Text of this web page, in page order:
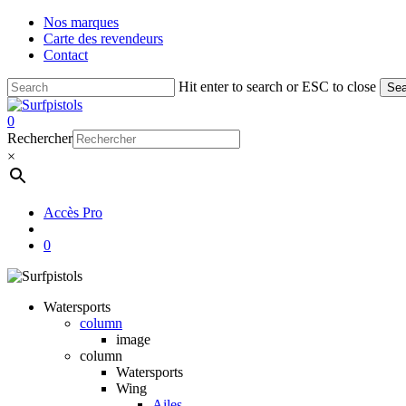
Skip
main
Nos marques
Carte des revendeurs
Contact
Hit enter to search or ESC to close
Close
Search
account
0
Menu
Rechercher
×
Accès Pro
0
Watersports
column
image
column
Watersports
Wing